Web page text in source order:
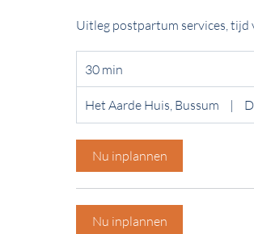
Uitleg postpartum services,
30 min
0
m
i
Het Aarde Huis, Bussum |
Nu inplannen
Nu inplannen